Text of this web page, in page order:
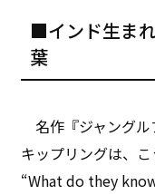
■インド生ま
葉
名作『ジャングル
キップリングは、
“What do they